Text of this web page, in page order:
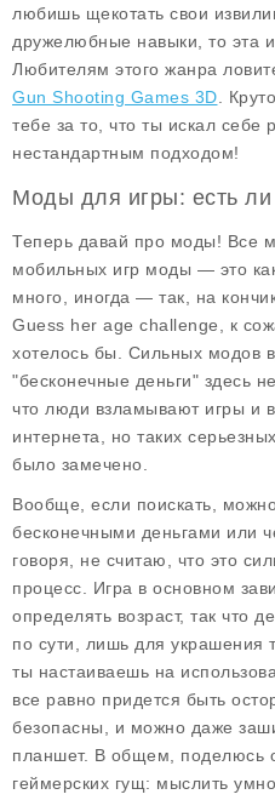
любишь щекотать свои
дружелюбные навыки, то эта
Любителям этого жанра
Gun Shooting Games 3D .
тебе за то, что ты искал себе
нестандартным подходом!
Моды для игры: есть ли
Теперь давай про моды! Все
мобильных игр моды — это
много, иногда — так, на
Guess her age challenge, к
хотелось бы. Сильных модов
"бесконечные деньги" здесь
что люди взламывают игры и
интернета, но таких
было замечено.
Вообще, если поискать,
бесконечными деньгами или
говоря, не считаю, что это
процесс. Игра в основном
определять возраст, так что
по сути, лишь для украшения
ты настаиваешь на
все равно придется быть
безопасны, и можно даже
планшет. В общем, поделюсь
геймерских гущ: мыслить